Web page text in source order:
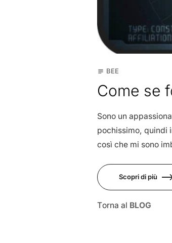
subject BEE
Come se
Sono un
pochissimo, quindi
così che mi sono
Scopri di più
Torna al BLOG